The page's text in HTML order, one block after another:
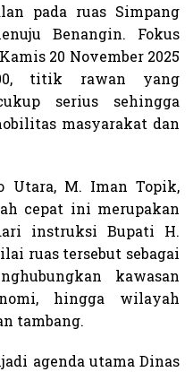
pada ruas Simpang
Benangin. Fokus
20 November 2025
titik rawan yang
serius sehingga
masyarakat dan
Utara, M. Iman Topik,
cepat ini merupakan
instruksi Bupati H.
ruas tersebut sebagai
kawasan
hingga wilayah
tambang.
agenda utama Dinas